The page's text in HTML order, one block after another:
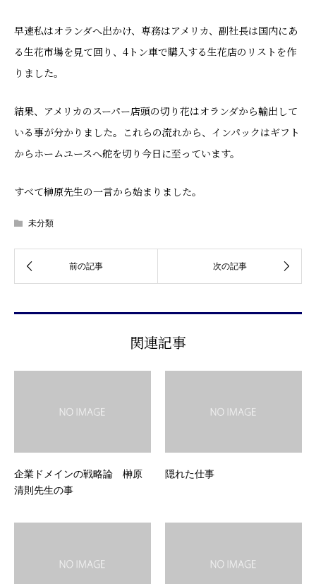
早速私はオランダへ出かけ、専務はアメリカ、副社長は国内にあ
る生花市場を見て回り、4トン車で購入する生花店のリストを作
りました。
結果、アメリカのスーパー店頭の切り花はオランダから輸出して
いる事が分かりました。これらの流れから、インパックはギフト
からホームユースへ舵を切り今日に至っています。
すべて榊原先生の一言から始まりました。
未分類
関連記事
企業ドメインの戦略論 榊原
清則先生の事
隠れた仕事